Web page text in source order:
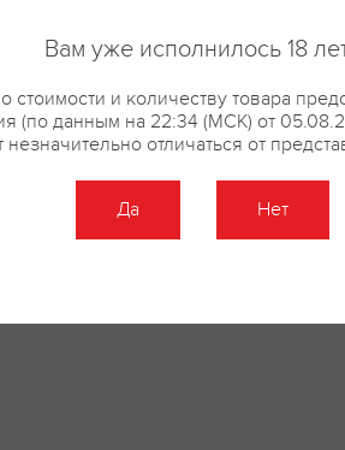
Вам уже исполнилось 18
и количеству товара
(по данным на 22:34 (МСК) от
незначительно отличаться от
Да Нет